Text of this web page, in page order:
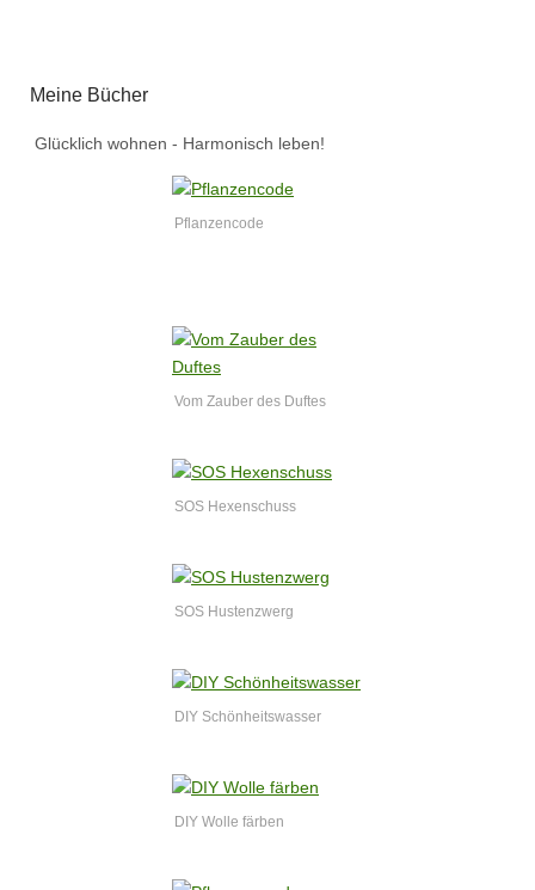
Meine Bücher
Glücklich wohnen - Harmonisch leben!
Pflanzencode
Vom Zauber des Duftes
SOS Hexenschuss
SOS Hustenzwerg
DIY Schönheitswasser
DIY Wolle färben